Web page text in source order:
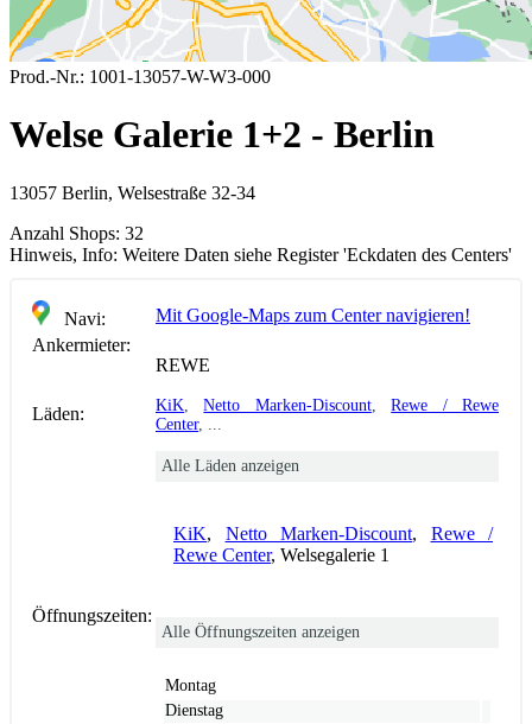
Prod.-Nr.: 1001-13057-W-W3-000
Welse Galerie 1+2 - Berlin
13057 Berlin, Welsestraße 32-34
Anzahl Shops: 32
Hinweis, Info: Weitere Daten siehe Register 'Eckdaten des Centers'
Navi:
Mit Google-Maps zum Center navigieren!
Ankermieter:
REWE
Läden: KiK ,Netto Marken-Discount,Rewe / Rewe
Center, ...
Alle Läden anzeigen
KiK, Netto Marken-Discount, Rewe /
Rewe Center, Welsegalerie 1
Öffnungszeiten:
Alle Öffnungszeiten anzeigen
Montag
Dienstag